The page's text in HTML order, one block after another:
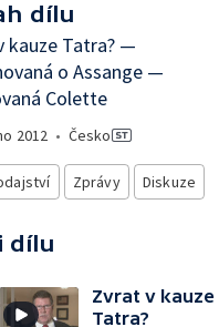
dílu
kauze Tatra? —
o Assange —
Colette
2012 • Česko
Zprávy Diskuze
dílu
Zvrat v kauze
Tatra?